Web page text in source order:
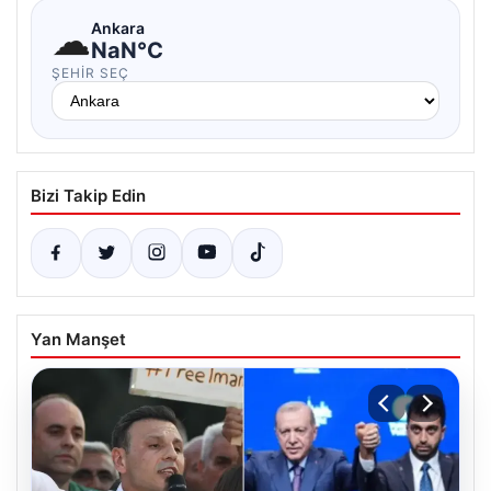
☁Ankara
NaN°C
ŞEHIR SEÇ
Bizi Takip Edin
Yan Manşet